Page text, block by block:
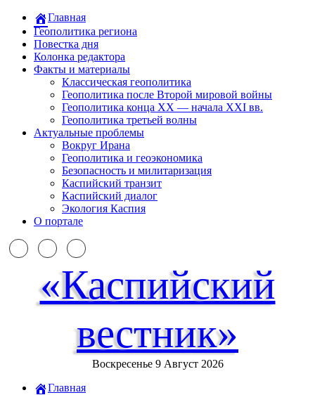
Главная
Геополитика региона
Повестка дня
Колонка редактора
Факты и материалы
Классическая геополитика
Геополитика после Второй мировой войны
Геополитика конца XX — начала XXI вв.
Геополитика третьей волны
Актуальные проблемы
Вокруг Ирана
Геополитика и геоэкономика
Безопасность и милитаризация
Каспийский транзит
Каспийский диалог
Экология Каспия
О портале
«Каспийский
вестник»
Воскресенье 9 Август 2026
Главная